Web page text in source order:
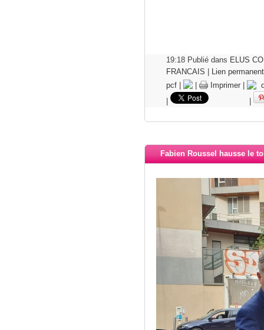
19:18 Publié dans ELUS
FRANCAIS
Lien permanent
pcf
Imprimer
Fabien Roussel hausse le